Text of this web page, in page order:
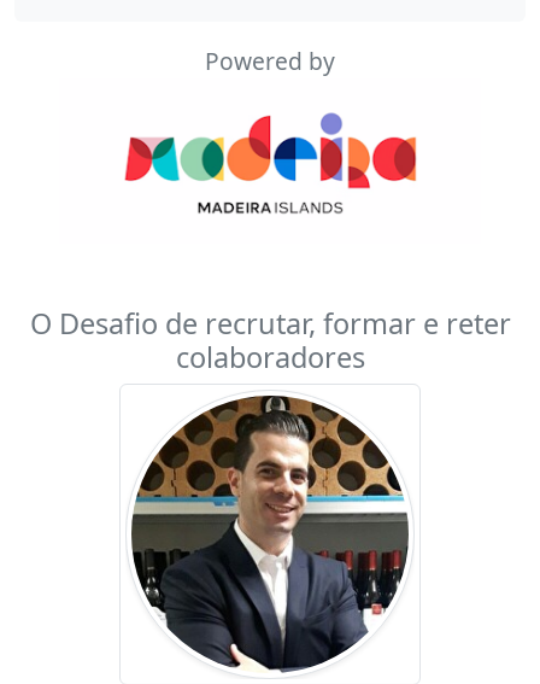
Powered by
O Desafio de recrutar, formar e reter
colaboradores